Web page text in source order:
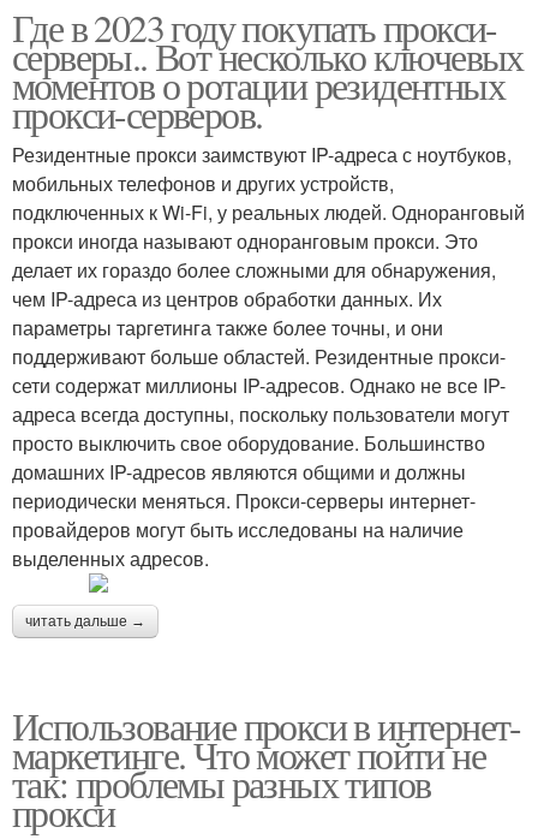
Где в 2023 году покупать прокси-
серверы.. Вот несколько ключевых
моментов о ротации резидентных
прокси-серверов.
Резидентные прокси заимствуют IP-адреса с ноутбуков,
мобильных телефонов и других устройств,
подключенных к Wi-Fi, у реальных людей. Одноранговый
прокси иногда называют одноранговым прокси. Это
делает их гораздо более сложными для обнаружения,
чем IP-адреса из центров обработки данных. Их
параметры таргетинга также более точны, и они
поддерживают больше областей. Резидентные прокси-
сети содержат миллионы IP-адресов. Однако не все IP-
адреса всегда доступны, поскольку пользователи могут
просто выключить свое оборудование. Большинство
домашних IP-адресов являются общими и должны
периодически меняться. Прокси-серверы интернет-
провайдеров могут быть исследованы на наличие
выделенных адресов.
читать дальше →
Использование прокси в интернет-
маркетинге. Что может пойти не
так: проблемы разных типов
прокси